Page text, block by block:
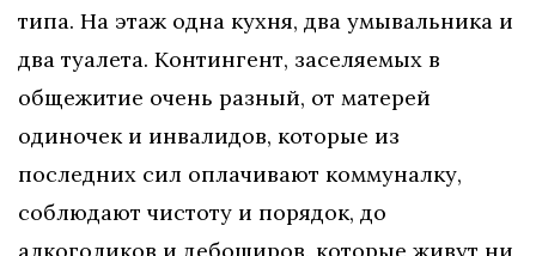
типа. На этаж одна кухня, два умывальника и
два туалета. Контингент, заселяемых в
общежитие очень разный, от матерей
одиночек и инвалидов, которые из
последних сил оплачивают коммуналку,
соблюдают чистоту и порядок, до